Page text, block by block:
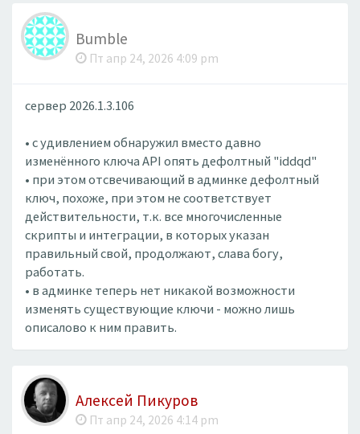
Bumble
Пт апр 24, 2026 4:09 pm
сервер 2026.1.3.106
• с удивлением обнаружил вместо давно
изменённого ключа API опять дефолтный "iddqd"
• при этом отсвечивающий в админке дефолтный
ключ, похоже, при этом не соответствует
действительности, т.к. все многочисленные
скрипты и интеграции, в которых указан
правильный свой, продолжают, слава богу,
работать.
• в админке теперь нет никакой возможности
изменять существующие ключи - можно лишь
описалово к ним править.
Алексей Пикуров
Пт апр 24, 2026 4:14 pm